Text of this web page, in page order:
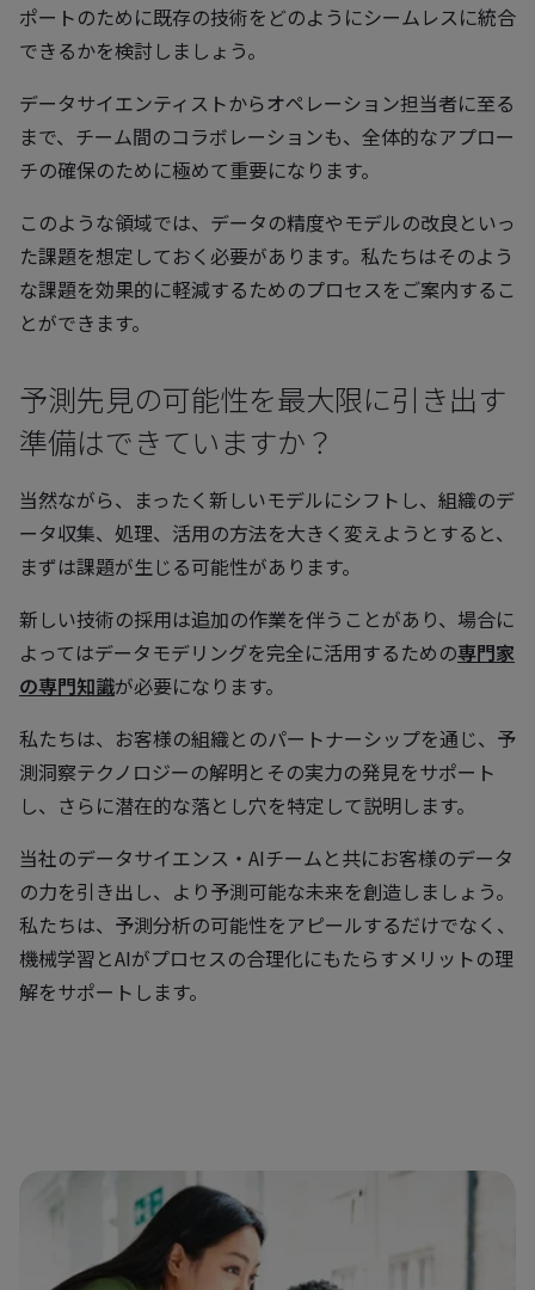
ポートのために既存の技術をどのようにシームレスに統合
できるかを検討しましょう。
データサイエンティストからオペレーション担当者に至る
まで、チーム間のコラボレーションも、全体的なアプロー
チの確保のために極めて重要になります。
このような領域では、データの精度やモデルの改良といっ
た課題を想定しておく必要があります。私たちはそのよう
な課題を効果的に軽減するためのプロセスをご案内するこ
とができます。
予測先見の可能性を最大限に引き出す
準備はできていますか？
当然ながら、まったく新しいモデルにシフトし、組織のデ
ータ収集、処理、活用の方法を大きく変えようとすると、
まずは課題が生じる可能性があります。
新しい技術の採用は追加の作業を伴うことがあり、場合に
よってはデータモデリングを完全に活用するための専門家
の専門知識が必要になります。
私たちは、お客様の組織とのパートナーシップを通じ、予
測洞察テクノロジーの解明とその実力の発見をサポート
し、さらに潜在的な落とし穴を特定して説明します。
当社のデータサイエンス・AIチームと共にお客様のデータ
の力を引き出し、より予測可能な未来を創造しましょう。
私たちは、予測分析の可能性をアピールするだけでなく、
機械学習とAIがプロセスの合理化にもたらすメリットの理
解をサポートします。